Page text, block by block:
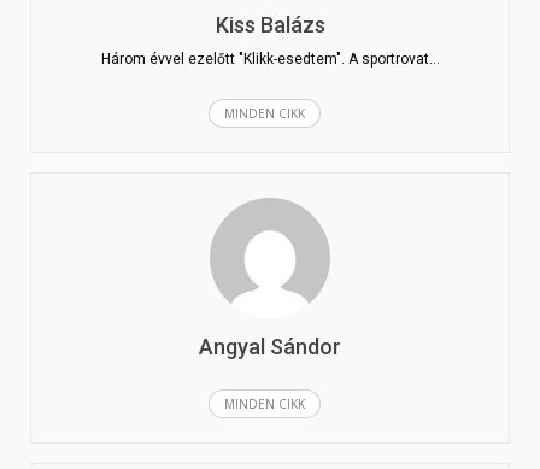
Kiss Balázs
Három évvel ezelőtt "Klikk-esedtem". A sportrovat…
MINDEN CIKK
Angyal Sándor
MINDEN CIKK